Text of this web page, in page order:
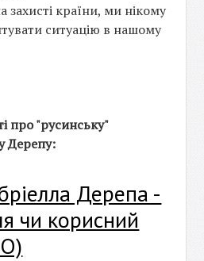
країни, ми нікому
ситуацію в нашому
про "русинську"
Дерепу:
Дерепа -
чи корисний